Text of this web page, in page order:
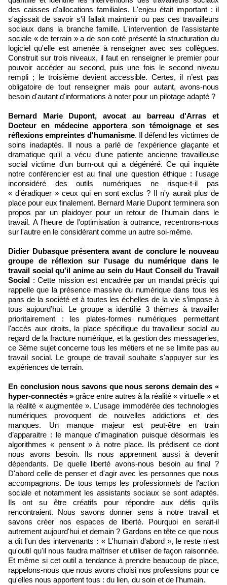
des caisses d'allocations familiales. L'enjeu était important : il
s'agissait de savoir s'il fallait maintenir ou pas ces travailleurs
sociaux dans la branche famille. L'intervention de l’assistante
sociale « de terrain » a de son coté présenté la structuration du
logiciel qu'elle est amenée à renseigner avec ses collègues.
Construit sur trois niveaux, il faut en renseigner le premier pour
pouvoir accéder au second, puis une fois le second niveau
rempli ; le troisième devient accessible. Certes, il n’est pas
obligatoire de tout renseigner mais pour autant, avons-nous
besoin d'autant d'informations à noter pour un pilotage adapté ?
Bernard Marie Dupont, avocat au barreau d'Arras et
Docteur en médecine apportera son témoignage et ses
réflexions empreintes d'humanisme. Il défend les victimes de
soins inadaptés. Il nous a parlé de l'expérience glaçante et
dramatique qu'il a vécu d'une patiente ancienne travailleuse
social victime d'un burn-out qui a dégénéré. Ce qui inquiète
notre conférencier est au final une question éthique : l'usage
inconsidéré des outils numériques ne risque-t-il pas
« d'éradiquer » ceux qui en sont exclus ? Il n'y aurait plus de
place pour eux finalement. Bernard Marie Dupont terminera son
propos par un plaidoyer pour un retour de l'humain dans le
travail. A l'heure de l'optimisation à outrance, recentrons-nous
sur l'autre en le considérant comme un autre soi-même.
Didier Dubasque présentera avant de conclure le nouveau
groupe de réflexion sur l'usage du numérique dans le
travail social qu'il anime au sein du Haut Conseil du Travail
Social : Cette mission est encadrée par un mandat précis qui
rappelle que la présence massive du numérique dans tous les
pans de la société et à toutes les échelles de la vie s’impose à
tous aujourd’hui. Le groupe a identifié 3 thèmes à travailler
prioritairement : les plates-formes numériques permettant
l'accès aux droits, la place spécifique du travailleur social au
regard de la fracture numérique, et la gestion des messageries,
ce 3ème sujet concerne tous les métiers et ne se limite pas au
travail social. Le groupe de travail souhaite s'appuyer sur les
expériences de terrain.
En conclusion nous savons que nous serons demain des «
hyper-connectés » grâce entre autres à la réalité « virtuelle » et
la réalité « augmentée ». L'usage immodérée des technologies
numériques provoquent de nouvelles addictions et des
manques. Un manque majeur est peut-être en train
d’apparaitre : le manque d'imagination puisque désormais les
algorithmes « pensent » à notre place. Ils prédisent ce dont
nous avons besoin. Ils nous apprennent aussi à devenir
dépendants. De quelle liberté avons-nous besoin au final ?
D'abord celle de penser et d'agir avec les personnes que nous
accompagnons. De tous temps les professionnels de l'action
sociale et notamment les assistants sociaux se sont adaptés.
Ils ont su être créatifs pour répondre aux défis qu'ils
rencontraient. Nous savons donner sens à notre travail et
savons créer nos espaces de liberté. Pourquoi en serait-il
autrement aujourd'hui et demain ? Gardons en tête ce que nous
a dit l'un des intervenants : « L'humain d'abord », le reste n'est
qu'outil qu'il nous faudra maîtriser et utiliser de façon raisonnée.
Et même si cet outil a tendance à prendre beaucoup de place,
rappelons-nous que nous avons choisi nos professions pour ce
qu'elles nous apportent tous : du lien, du soin et de l'humain.